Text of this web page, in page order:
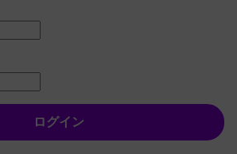
パスワード
ログイン